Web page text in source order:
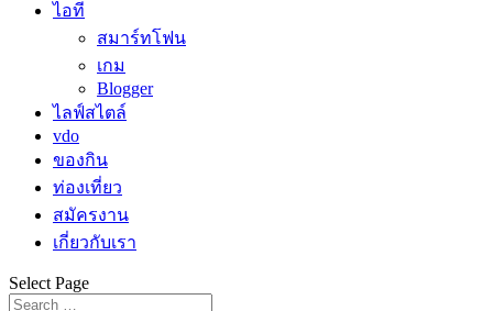
ไอที
สมาร์ทโฟน
เกม
Blogger
ไลฟ์สไตล์
vdo
ของกิน
ท่องเที่ยว
สมัครงาน
เกี่ยวกับเรา
Select Page